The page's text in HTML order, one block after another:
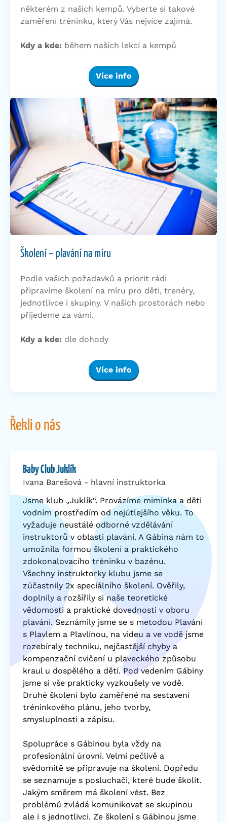
některém z našich kempů. Vyberte si takové
zaměření tréninku, který Vás nejvíce zajímá.
Kdy a kde: během našich lekcí a kempů
Více info
Školení – plavání na míru
Podle vašich požadavků a priorit rádi
připravíme školení na míru pro děti, trenéry,
jednotlivce i skupiny. V našich prostorách nebo
přijedeme za vámi.
Kdy a kde: dle dohody
Více info
Řekli o nás
Baby Club Juklík
Ivana Barešová - hlavní instruktorka
Jsme klub „Juklík“. Provázíme miminka a děti
vodním prostředím od nejútlejšího věku. To
vyžaduje neustálé odborné vzdělávání
instruktorů v oblasti plavání. A Gábina nám to
umožnila formou školení a praktického
zdokonalovacího tréninku v bazénu.
Všechny instruktorky klubu jsme se
zúčastnily 2x speciálního školení. Ověřily,
doplnily a rozšířily si naše teoretické
vědomosti a praktické dovednosti v oboru
plavání. Seznámily jsme se s metodou Plavání
s Plavlem a Plavlínou, na videu a ve vodě jsme
rozebíraly techniku, nejčastější chyby a
kompenzační cvičení u plaveckého způsobu
kraul u dospělého a dětí. Pod vedením Gábiny
jsme si vše prakticky vyzkoušely ve vodě.
Druhé školení bylo zaměřené na sestavení
tréninkového plánu, jeho tvorby,
smysluplnosti a zápisu.
Spolupráce s Gábinou byla vždy na
profesionální úrovni. Velmi pečlivě a
svědomitě se připravuje na školení. Dopředu
se seznamuje s posluchači, které bude školit.
Jakým směrem má školení vést. Bez
problémů zvládá komunikovat se skupinou
ale i s jednotlivci. Ze školení s Gábinou jsme